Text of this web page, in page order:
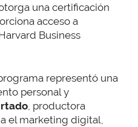
una certificación
acceso a
Business
representó una
personal y
, productora
el marketing digital,